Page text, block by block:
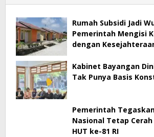
Rumah Subsidi Jadi
Pemerintah Mengisi
dengan
Kabinet Bayangan
Tak Punya Basis
Pemerintah
Nasional Tetap
HUT ke-81 RI